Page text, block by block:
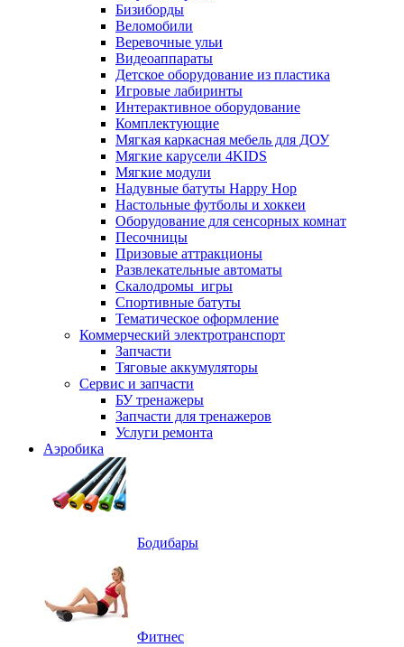
Бизиборды
Веломобили
Веревочные ульи
Видеоаппараты
Детское оборудование из пластика
Игровые лабиринты
Интерактивное оборудование
Комплектующие
Мягкая каркасная мебель для ДОУ
Мягкие карусели 4KIDS
Мягкие модули
Надувные батуты Happy Hop
Настольные футболы и хоккеи
Оборудование для сенсорных комнат
Песочницы
Призовые аттракционы
Развлекательные автоматы
Скалодромы_игры
Спортивные батуты
Тематическое оформление
Коммерческий электротранспорт
Запчасти
Тяговые аккумуляторы
Сервис и запчасти
БУ тренажеры
Запчасти для тренажеров
Услуги ремонта
Аэробика
Бодибары
Фитнес